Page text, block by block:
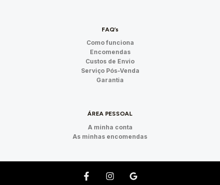
FAQ’s
Como funciona
Encomendas
Custos de Envio
Serviço Pós-Venda
Garantia
ÁREA PESSOAL
A minha conta
As minhas encomendas